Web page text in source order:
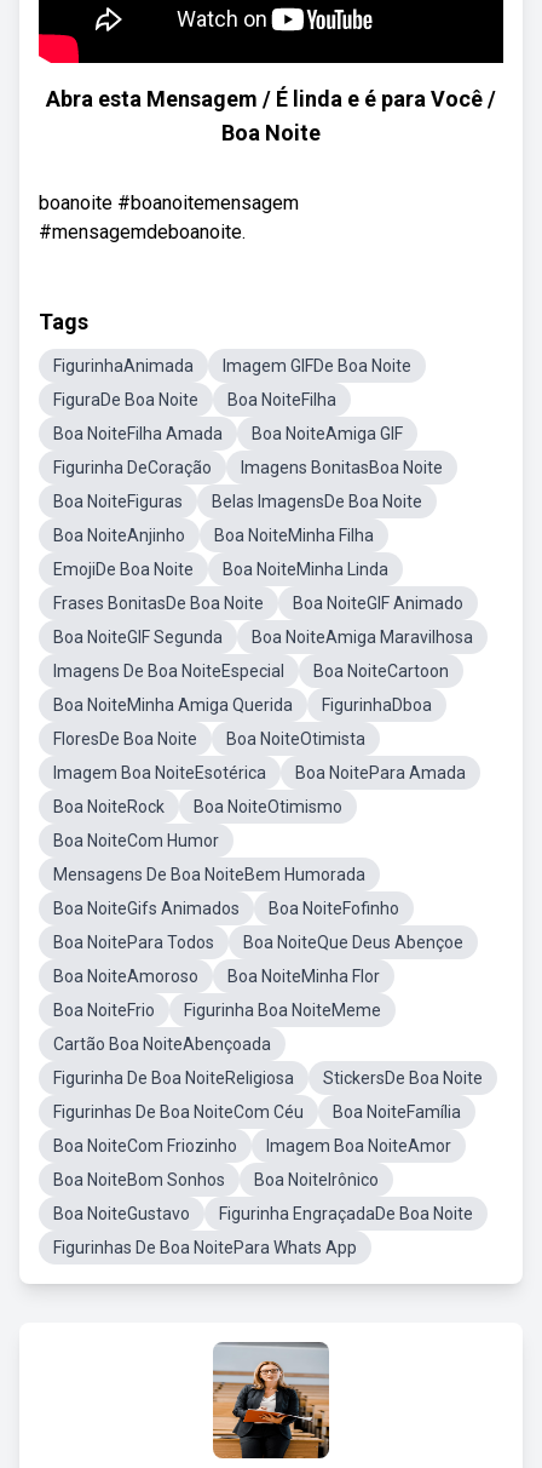
Abra esta Mensagem / É linda e é para Você /
Boa Noite
boanoite #boanoitemensagem
#mensagemdeboanoite.
Tags
FigurinhaAnimada
Imagem GIFDe Boa Noite
FiguraDe Boa Noite
Boa NoiteFilha
Boa NoiteFilha Amada
Boa NoiteAmiga GIF
Figurinha DeCoração
Imagens BonitasBoa Noite
Boa NoiteFiguras
Belas ImagensDe Boa Noite
Boa NoiteAnjinho
Boa NoiteMinha Filha
EmojiDe Boa Noite
Boa NoiteMinha Linda
Frases BonitasDe Boa Noite
Boa NoiteGIF Animado
Boa NoiteGIF Segunda
Boa NoiteAmiga Maravilhosa
Imagens De Boa NoiteEspecial
Boa NoiteCartoon
Boa NoiteMinha Amiga Querida
FigurinhaDboa
FloresDe Boa Noite
Boa NoiteOtimista
Imagem Boa NoiteEsotérica
Boa NoitePara Amada
Boa NoiteRock
Boa NoiteOtimismo
Boa NoiteCom Humor
Mensagens De Boa NoiteBem Humorada
Boa NoiteGifs Animados
Boa NoiteFofinho
Boa NoitePara Todos
Boa NoiteQue Deus Abençoe
Boa NoiteAmoroso
Boa NoiteMinha Flor
Boa NoiteFrio
Figurinha Boa NoiteMeme
Cartão Boa NoiteAbençoada
Figurinha De Boa NoiteReligiosa
StickersDe Boa Noite
Figurinhas De Boa NoiteCom Céu
Boa NoiteFamília
Boa NoiteCom Friozinho
Imagem Boa NoiteAmor
Boa NoiteBom Sonhos
Boa NoiteIrônico
Boa NoiteGustavo
Figurinha EngraçadaDe Boa Noite
Figurinhas De Boa NoitePara Whats App